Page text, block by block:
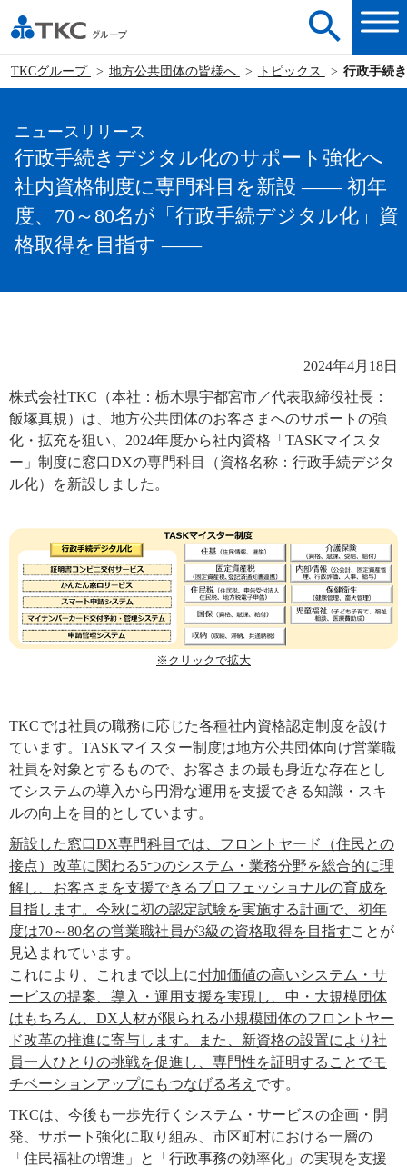
TKCグループ 地方公共団体の皆様へ トピックス 行政手続
ニュースリリース
行政手続きデジタル化のサポート強化へ
社内資格制度に専門科目を新設 ―― 初年
度、70～80名が「行政手続デジタル化」資
格取得を目指す ――
2024年4月18日
株式会社TKC（本社：栃木県宇都宮市／代表取締役社長：
飯塚真規）は、地方公共団体のお客さまへのサポートの強
化・拡充を狙い、2024年度から社内資格「TASKマイスタ
ー」制度に窓口DXの専門科目（資格名称：行政手続デジタ
ル化）を新設しました。
※クリックで拡大
TKCでは社員の職務に応じた各種社内資格認定制度を設け
ています。TASKマイスター制度は地方公共団体向け営業職
社員を対象とするもので、お客さまの最も身近な存在とし
てシステムの導入から円滑な運用を支援できる知識・スキ
ルの向上を目的としています。
新設した窓口DX専門科目では、フロントヤード（住民との
接点）改革に関わる5つのシステム・業務分野を総合的に理
解し、お客さまを支援できるプロフェッショナルの育成を
目指します。今秋に初の認定試験を実施する計画で、初年
度は70～80名の営業職社員が3級の資格取得を目指すことが
見込まれています。
これにより、これまで以上に付加価値の高いシステム・サ
ービスの提案、導入・運用支援を実現し、中・大規模団体
はもちろん、DX人材が限られる小規模団体のフロントヤー
ド改革の推進に寄与します。また、新資格の設置により社
員一人ひとりの挑戦を促進し、専門性を証明することでモ
チベーションアップにもつなげる考え です。
TKCは、今後も一歩先行くシステム・サービスの企画・開
発、サポート強化に取り組み、市区町村における一層の
「住民福祉の増進」と「行政事務の効率化」の実現を支援